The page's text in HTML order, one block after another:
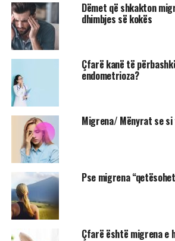
Dëmet që shkakton
dhimbjes së kokës
Çfarë kanë të
endometrioza?
Migrena/ Mënyrat se
Pse migrena
Çfarë është migrena e